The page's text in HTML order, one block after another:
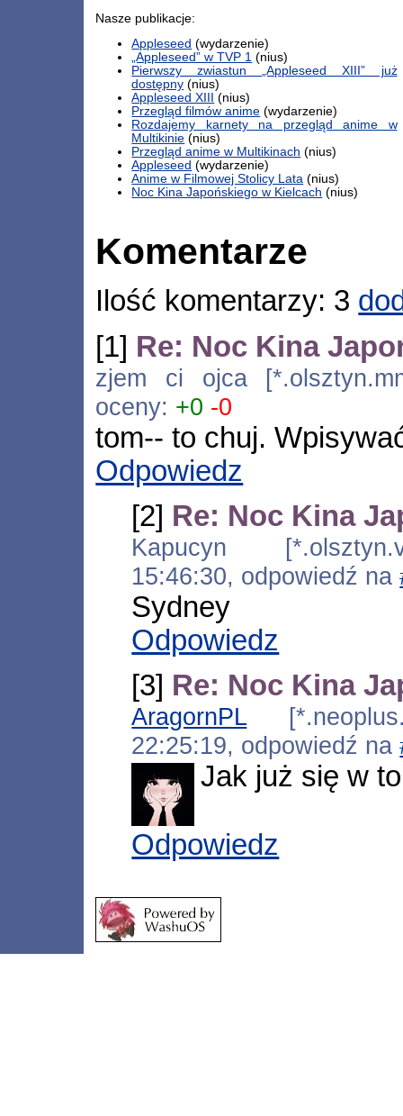
Nasze publikacje:
Appleseed (wydarzenie)
„Appleseed” w TVP 1 (nius)
Pierwszy zwiastun „Appleseed XIII” już
dostępny (nius)
Appleseed XIII
(nius)
Przegląd filmów anime (wydarzenie)
Rozdajemy karnety na przegląd anime w
Multikinie (nius)
Przegląd anime w Multikinach (nius)
Appleseed (wydarzenie)
Anime w Filmowej Stolicy Lata (nius)
Noc Kina Japońskiego w Kielcach (nius)
Komentarze
Ilość komentarzy: 3
[1] Re: Noc Kina
zjem ci ojca
oceny: +0 -0
tom-- to chuj.
Odpowiedz
[2] Re: Noc Kina
Kapucyn
15:46:30, odpowiedź na
Sydney
Odpowiedz
[3] Re: Noc Kina
AragornPL
22:25:19, odpowiedź na
Jak już się w
Odpowiedz